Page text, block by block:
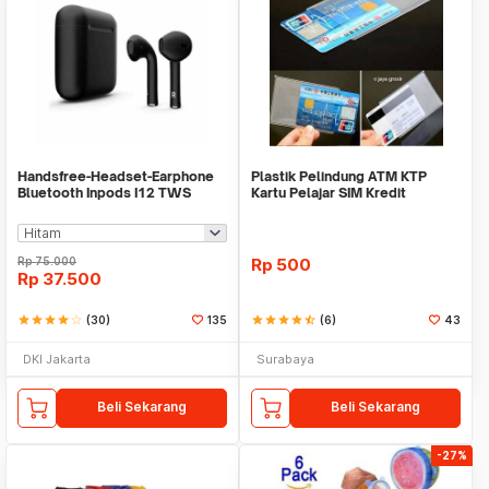
Handsfree-Headset-Earphone
Bluetooth Inpods I12 TWS
Rp75.000
Rp 37.500
starstarstarstarstar_border (30) 135
DKI Jakarta
Beli Sekarang
Plastik Pelindung ATM KTP
Kartu Pelajar SIM Kredit
Rp 500
starstarstarstarstar_half (6) 43
Surabaya
Beli Sekarang
-27%